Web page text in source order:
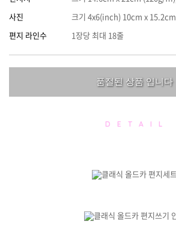
사진
크기 4x6(inch) 10cm x
편지 라인수
1장당 최대 18줄
품절된 상품 입니다
D E T A I L